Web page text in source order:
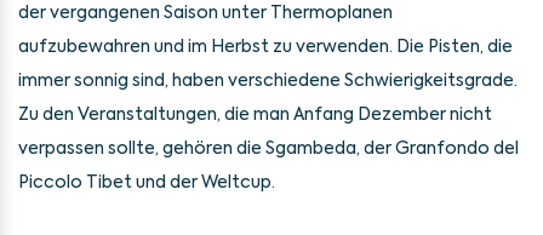
der vergangenen Saison unter Thermoplanen
aufzubewahren und im Herbst zu verwenden. Die Pisten, die
immer sonnig sind, haben verschiedene Schwierigkeitsgrade.
Zu den Veranstaltungen, die man Anfang Dezember nicht
verpassen sollte, gehören die Sgambeda, der Granfondo del
Piccolo Tibet und der Weltcup.